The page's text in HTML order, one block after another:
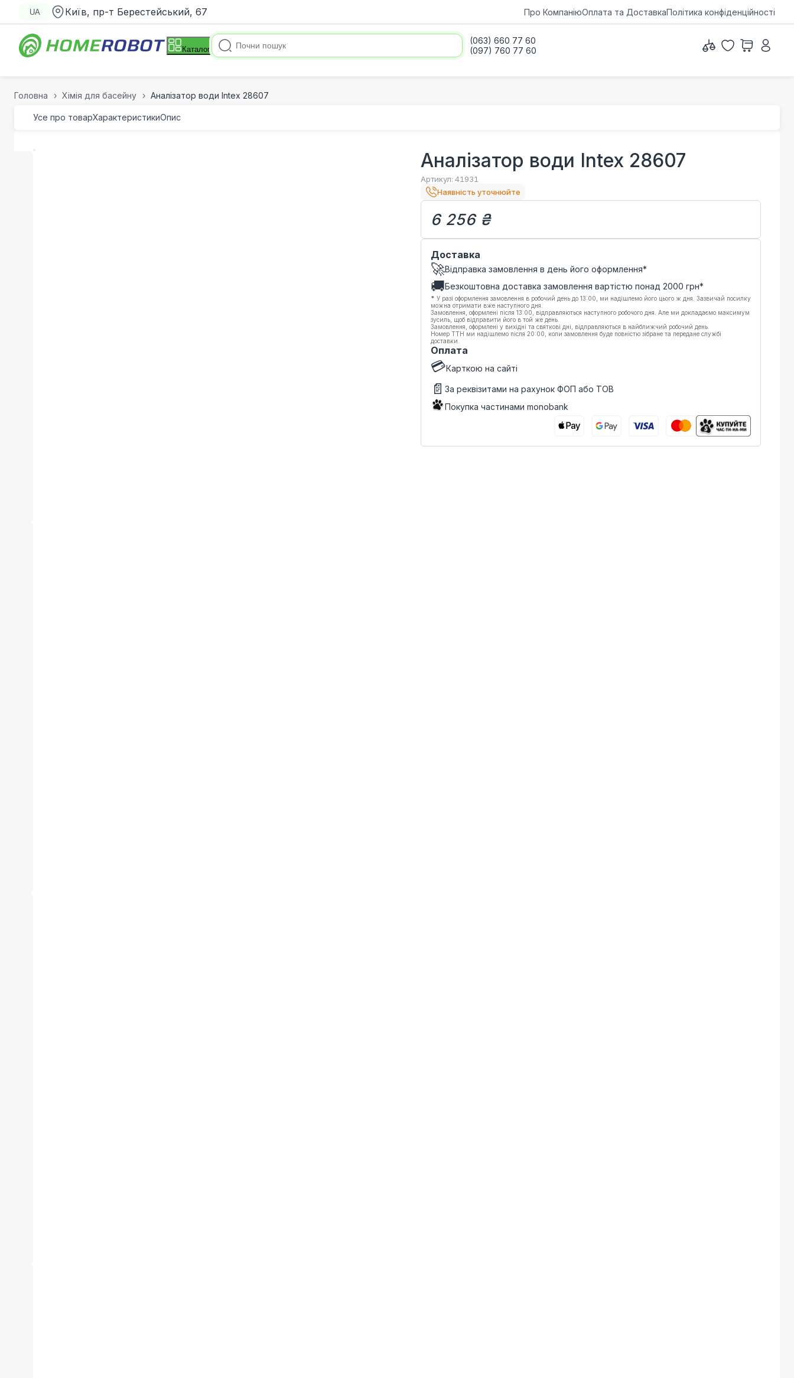
UA Київ, пр-т Берестейський, 67 Про КомпаніюОплата та ДоставкаПолітика конфіденційності
Каталог
(063) 660 77 60
(097) 760 77 60
Головна Хімія для басейну Аналізатор води Intex 28607
Усе про товарХарактеристикиОпис
Аналізатор води Intex 28607
Артикул: 41931
Наявність уточнюйте
6 256 ₴
Доставка
🚀Відправка замовлення в день його оформлення*
🚚Безкоштовна доставка замовлення вартістю понад 2000 грн*
* У разі оформлення замовлення в робочий день до 13:00, ми надішлемо його цього ж дня. Зазвичай посилку
можна отримати вже наступного дня.
Замовлення, оформлені після 13:00, відправляються наступного робочого дня. Але ми докладаємо максимум
зусиль, щоб відправити його в той же день.
Замовлення, оформлені у вихідні та святкові дні, відправляються в найближчий робочий день.
Номер ТТН ми надішлемо після 20:00, коли замовлення буде повністю зібране та передане службі
доставки.
Оплата
💳Карткою на сайті
📄 За реквізитами на рахунок ФОП або ТОВ
Покупка частинами monobank